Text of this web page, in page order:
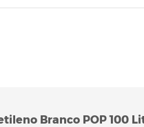
Branco POP 100